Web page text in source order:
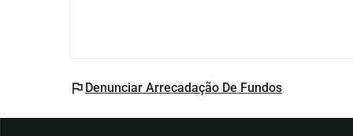
flag Denunciar Arrecadação De Fundos